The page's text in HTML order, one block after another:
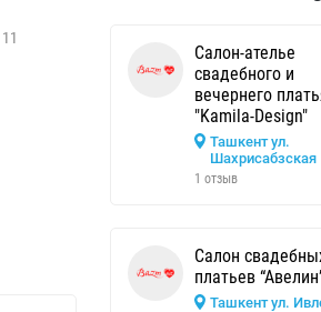
11
Салон-ателье
свадебного и
вечернего
"Kamila-Design"
Ташкент ул.
Шахрисабзская
1 отзыв
Салон
платьев
Ташкент ул.